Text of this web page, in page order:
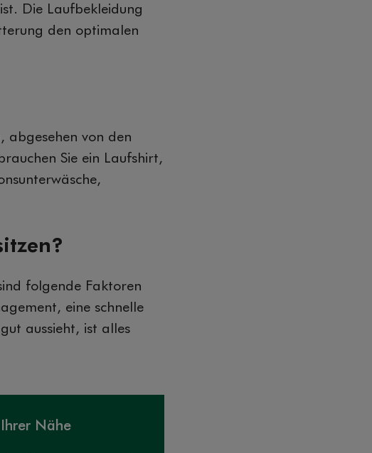
Die Laufbekleidung
den optimalen
abgesehen von den
Sie ein Laufshirt,
folgende Faktoren
eine schnelle
aussieht, ist alles
Nähe